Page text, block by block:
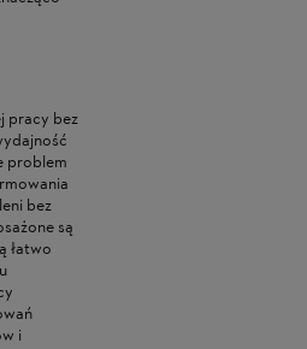
pracy bez
problem
bez
są
łatwo
i